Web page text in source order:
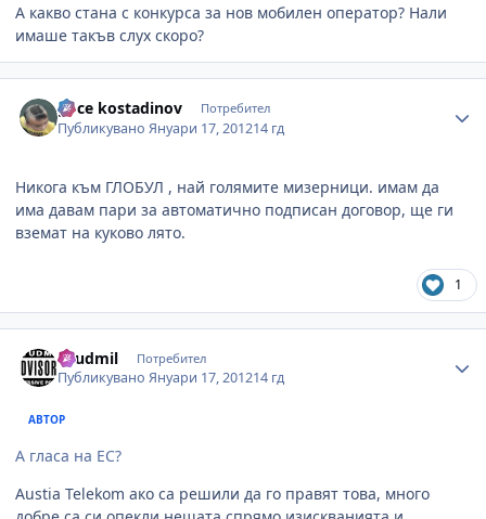
А какво стана с конкурса за нов мобилен оператор? Нали
имаше такъв слух скоро?
goce kostadinov Потребител
ПубликуваноЯнуари 17, 201214 гд
Никога към ГЛОБУЛ , най голямите мизерници. имам да
има давам пари за автоматично подписан договор, ще ги
вземат на куково лято.
1
Lyudmil Потребител
ПубликуваноЯнуари 17, 201214 гд
АВТОР
А гласа на ЕС?
Austia Telekom ако са решили да го правят това, много